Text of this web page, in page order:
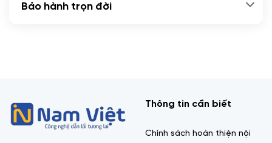
Bảo hành trọn đời
Thông tin cần biết
Chính sách hoàn thiện nội